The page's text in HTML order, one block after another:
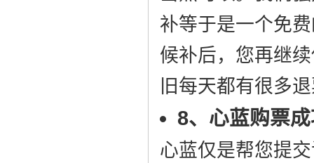
补等于是一个免
候补后，您再继
旧每天都有很多
8、心蓝购票
心蓝仅是帮您提